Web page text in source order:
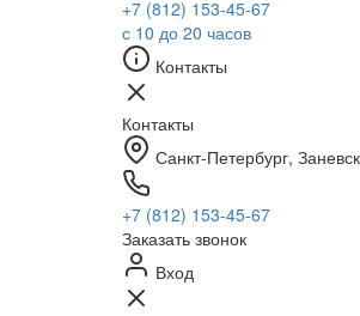
+7 (812) 153-45-67
с 10 до 20 часов
Контакты
Контакты
Санкт-Петербург,
+7 (812) 153-45-67
Заказать звонок
Вход